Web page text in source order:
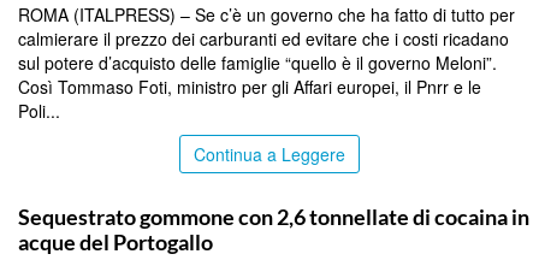
ROMA (ITALPRESS) – Se c’è un governo che ha fatto di tutto per
calmierare il prezzo dei carburanti ed evitare che i costi ricadano
sul potere d’acquisto delle famiglie “quello è il governo Meloni”.
Così Tommaso Foti, ministro per gli Affari europei, il Pnrr e le
Poli...
Continua a Leggere
Sequestrato gommone con 2,6 tonnellate di cocaina in
acque del Portogallo